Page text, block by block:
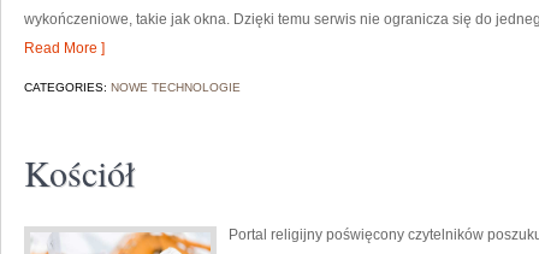
wykończeniowe, takie jak okna. Dzięki temu serwis nie ogranicza się do
Read More ]
CATEGORIES: NOWE TECHNOLOGIE
Kościół
Portal religijny poświęcony czytelników